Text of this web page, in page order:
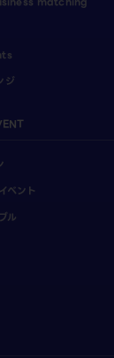
ジ
ベント
ル